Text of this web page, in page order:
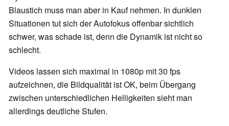
Blaustich muss man aber in Kauf nehmen. In dunklen
Situationen tut sich der Autofokus offenbar sichtlich
schwer, was schade ist, denn die Dynamik ist nicht so
schlecht.
Videos lassen sich maximal in 1080p mit 30 fps
aufzeichnen, die Bildqualität ist OK, beim Übergang
zwischen unterschiedlichen Helligkeiten sieht man
allerdings deutliche Stufen.